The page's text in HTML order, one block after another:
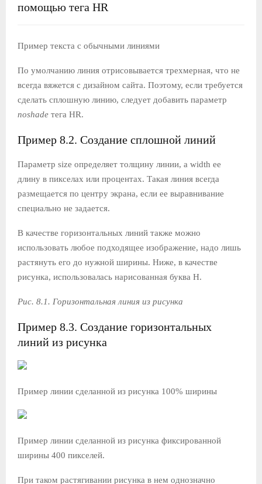
помощью тега HR
Пример текста с обычными линиями
По умолчанию линия отрисовывается трехмерная, что не
всегда вяжется с дизайном сайта. Поэтому, если требуется
сделать сплошную линию, следует добавить параметр
noshade тега HR.
Пример 8.2. Создание сплошной линий
Параметр size определяет толщину линии, а width ее
длину в пикселах или процентах. Такая линия всегда
размещается по центру экрана, если ее выравнивание
специально не задается.
В качестве горизонтальных линий также можно
использовать любое подходящее изображение, надо лишь
растянуть его до нужной ширины. Ниже, в качестве
рисунка, использовалась нарисованная буква Н.
Рис. 8.1. Горизонтальная линия из рисунка
Пример 8.3. Создание горизонтальных
линий из рисунка
Пример линии сделанной из рисунка 100% ширины
Пример линии сделанной из рисунка фиксированной
ширины 400 пикселей.
При таком растягивании рисунка в нем однозначно